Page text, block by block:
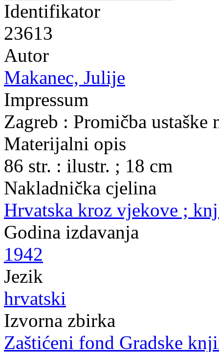
Identifikator
23613
Autor
Makanec, Julije
Impressum
Zagreb : Promičba ustaške
Materijalni opis
86 str. : ilustr. ; 18 cm
Nakladnička cjelina
Hrvatska kroz vjekove ;
Godina izdavanja
1942
Jezik
hrvatski
Izvorna zbirka
Zaštićeni fond Gradske